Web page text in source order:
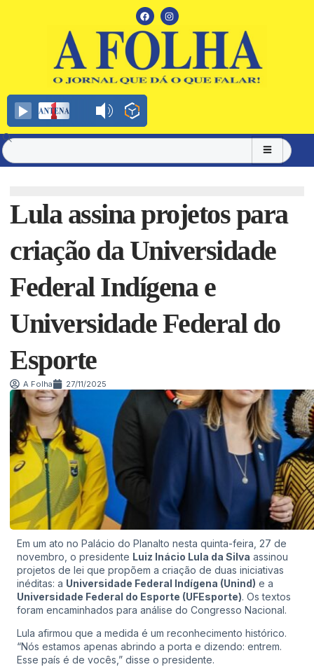
Lula assina projetos para
criação da Universidade
Federal Indígena e
Universidade Federal do
Esporte
A Folha 27/11/2025
Em um ato no Palácio do Planalto nesta quinta-feira, 27 de
novembro, o presidente Luiz Inácio Lula da Silva assinou
projetos de lei que propõem a criação de duas iniciativas
inéditas: a Universidade Federal Indígena (Unind) e a
Universidade Federal do Esporte (UFEsporte). Os textos
foram encaminhados para análise do Congresso Nacional.
Lula afirmou que a medida é um reconhecimento histórico.
“Nós estamos apenas abrindo a porta e dizendo: entrem.
Esse país é de vocês,” disse o presidente.